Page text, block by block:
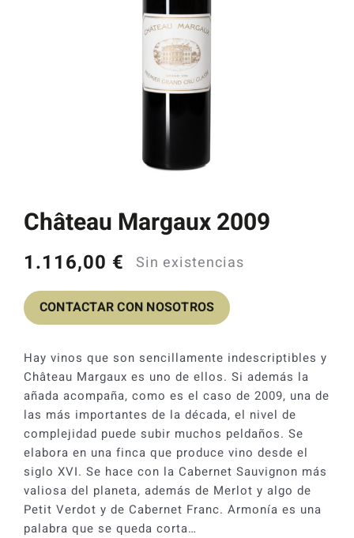
Catas y Actividades
Château Margaux 2009
1.116,00 € Sin existencias
CONTACTAR CON NOSOTROS
Hay vinos que son sencillamente indescriptibles y
Château Margaux es uno de ellos. Si además la
añada acompaña, como es el caso de 2009, una de
las más importantes de la década, el nivel de
complejidad puede subir muchos peldaños. Se
elabora en una finca que produce vino desde el
siglo XVI. Se hace con la Cabernet Sauvignon más
valiosa del planeta, además de Merlot y algo de
Petit Verdot y de Cabernet Franc. Armonía es una
palabra que se queda corta…